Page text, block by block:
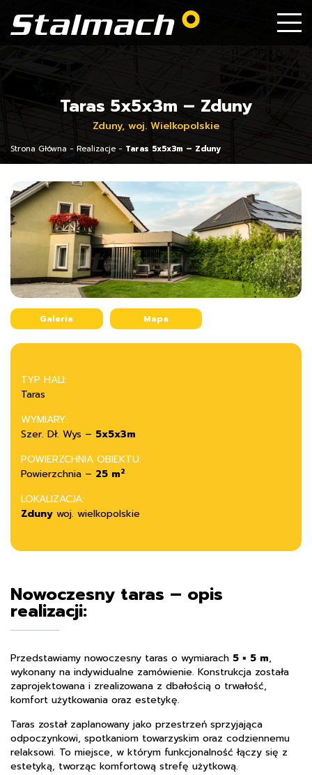
Taras 5x5x3m – Zduny
Zduny, woj. Wielkopolskie
Strona Główna - Realizacje - Taras 5x5x3m – Zduny
Galeria Mapa
TYP HALI:
Taras
WYMIARY:
Szer. Dł. Wys – 5x5x3m
POWIERZCHNIA OBIEKTU:
Powierzchnia – 25 m2
LOKALIZACJA:
Zduny woj. wielkopolskie
Nowoczesny taras – opis
realizacji:
Przedstawiamy nowoczesny taras o wymiarach 5 × 5 m,
wykonany na indywidualne zamówienie. Konstrukcja została
zaprojektowana i zrealizowana z dbałością o trwałość,
komfort użytkowania oraz estetykę.
Taras został zaplanowany jako przestrzeń sprzyjająca
odpoczynkowi, spotkaniom towarzyskim oraz codziennemu
relaksowi. To miejsce, w którym funkcjonalność łączy się z
estetyką, tworząc komfortową strefę użytkową.